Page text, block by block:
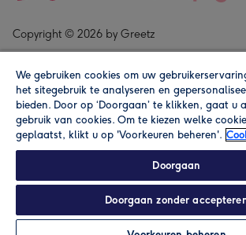
In winkelmand
Copyright © 2026 by Greetz
Alle prijzen zijn inclusief btw en andere
We gebruiken cookies om uw
het sitegebruik te analyseren en
bieden. Door op ‘Doorgaan’ te klikken, gaat u
gebruik van cookies. Om te kiezen welke
geplaatst, klikt u op 'Voorkeuren beheren'.
Doorgaan
Doorgaan zonder